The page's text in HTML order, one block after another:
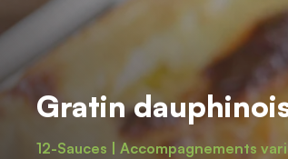
Gratin
12-Sauces | Accompagnements